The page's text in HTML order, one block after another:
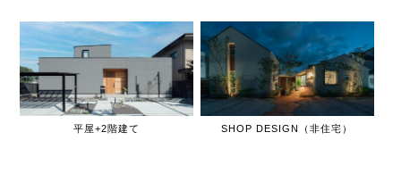
平屋+2階建て SHOP DESIGN（非住宅）